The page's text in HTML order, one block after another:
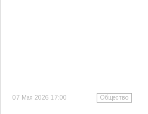
07 Мая 2026 17:00 Общество